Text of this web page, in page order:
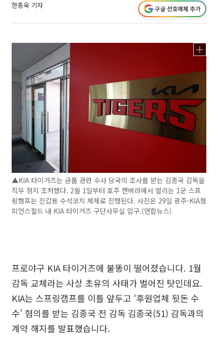
한종욱 기자 구글 선호매체 추가
▲KIA 타이거즈는 금품 관련 수사 당국의 조사를 받는 김종국 감독을
직무 정지 조처했다. 2월 1일부터 호주 캔버라에서 열리는 1군 스프
링캠프는 진갑용 수석코치 체제로 진행된다. 사진은 29일 광주-KIA챔
피언스필드 내 KIA 타이거즈 구단사무실 입구.(연합뉴스)
프로야구 KIA 타이거즈에 불똥이 떨어졌습니다. 1월
감독 교체라는 사상 초유의 사태가 벌어진 탓인데요.
KIA는 스프링캠프를 이틀 앞두고 ‘후원업체 뒷돈 수
수’ 혐의를 받는 김종국 전 감독 김종국(51) 감독과의
계약 해지를 발표했습니다.